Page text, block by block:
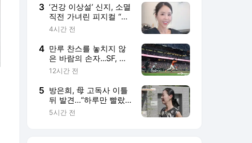
3 ‘건강 이상설’ 신지, 소멸
직전 가녀린 피지컬 “안
쓰럽다”
4시간 전
4 만루 찬스를 놓치지 않
은 바람의 손자...SF, 이
정후 활약 앞세워 DET
12시간 전
5 방은희, 母 고독사 이틀
뒤 발견…“하루만 빨랐
어도 살아계셨을 수도”
5시간 전